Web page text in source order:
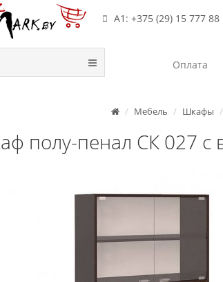
А1: +375 (29) 15 777 88
Оплата
Мебель Шкафы
полу-пенал СК 027 с